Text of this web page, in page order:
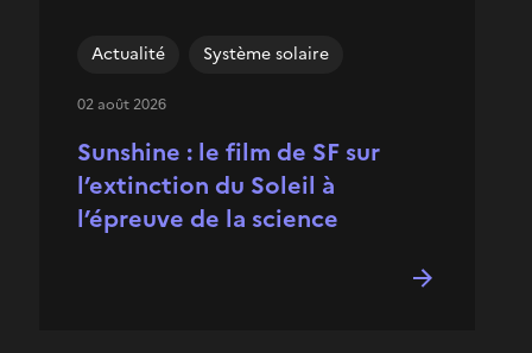
Sunshine : le film de SF sur
l’extinction du Soleil à
l’épreuve de la science
Actualité Système solaire
02 août 2026